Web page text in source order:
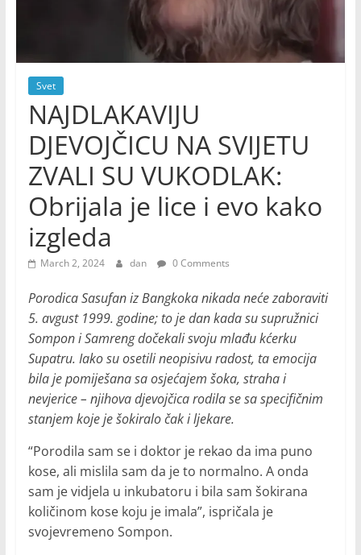
Svet
NAJDLAKAVIJU
DJEVOJČICU NA SVIJETU
ZVALI SU VUKODLAK:
Obrijala je lice i evo kako
izgleda
March 2, 2024 dan 0 Comments
Porodica Sasufan iz Bangkoka nikada neće zaboraviti
5. avgust 1999. godine; to je dan kada su supružnici
Sompon i Samreng dočekali svoju mlađu kćerku
Supatru. Iako su osetili neopisivu radost, ta emocija
bila je pomiješana sa osjećajem šoka, straha i
nevjerice – njihova djevojčica rodila se sa specifičnim
stanjem koje je šokiralo čak i ljekare.
“Porodila sam se i doktor je rekao da ima puno
kose, ali mislila sam da je to normalno. A onda
sam je vidjela u inkubatoru i bila sam šokirana
količinom kose koju je imala”, ispričala je
svojevremeno Sompon.